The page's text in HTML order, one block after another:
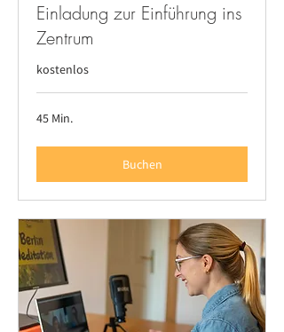
Einladung zur Einführung ins
Zentrum
kostenlos
45 Min.
Buchen